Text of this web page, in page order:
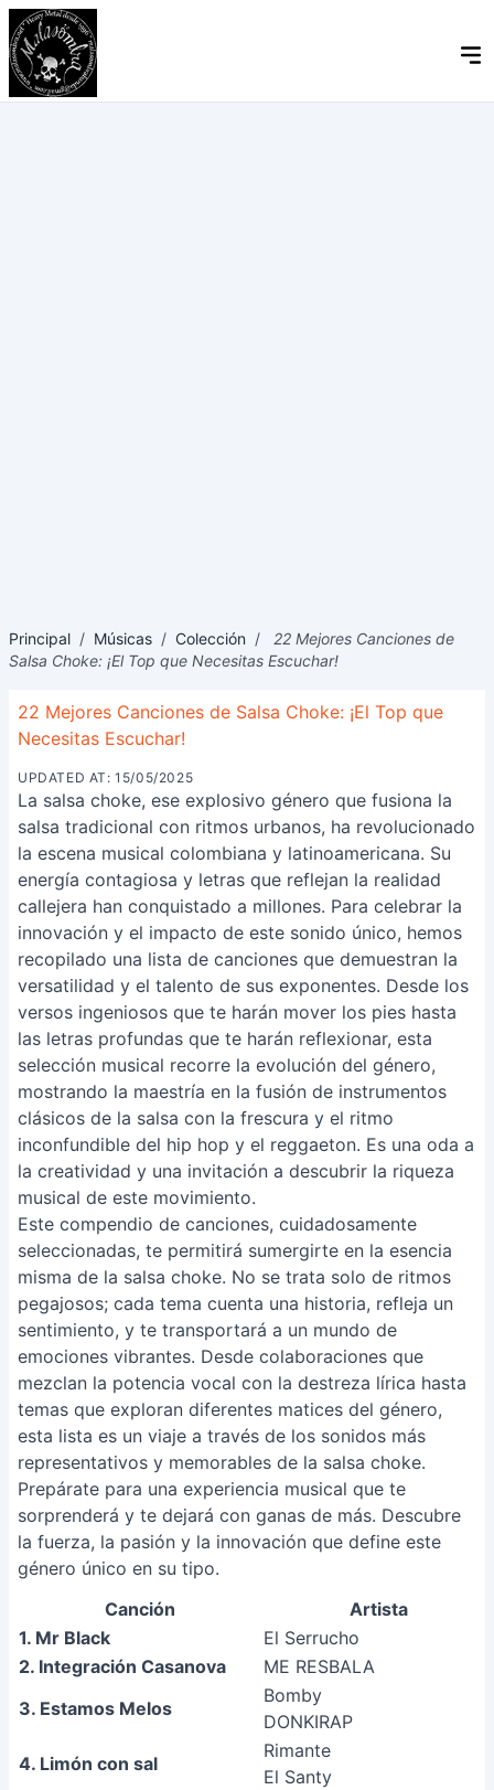
Principal / Músicas / Colección /
22 Mejores Canciones de
Salsa Choke: ¡El Top que Necesitas Escuchar!
22 Mejores Canciones de Salsa Choke: ¡El Top que
Necesitas Escuchar!
UPDATED AT: 15/05/2025
La salsa choke, ese explosivo género que fusiona la
salsa tradicional con ritmos urbanos, ha revolucionado
la escena musical colombiana y latinoamericana. Su
energía contagiosa y letras que reflejan la realidad
callejera han conquistado a millones. Para celebrar la
innovación y el impacto de este sonido único, hemos
recopilado una lista de canciones que demuestran la
versatilidad y el talento de sus exponentes. Desde los
versos ingeniosos que te harán mover los pies hasta
las letras profundas que te harán reflexionar, esta
selección musical recorre la evolución del género,
mostrando la maestría en la fusión de instrumentos
clásicos de la salsa con la frescura y el ritmo
inconfundible del hip hop y el reggaeton. Es una oda a
la creatividad y una invitación a descubrir la riqueza
musical de este movimiento.
Este compendio de canciones, cuidadosamente
seleccionadas, te permitirá sumergirte en la esencia
misma de la salsa choke. No se trata solo de ritmos
pegajosos; cada tema cuenta una historia, refleja un
sentimiento, y te transportará a un mundo de
emociones vibrantes. Desde colaboraciones que
mezclan la potencia vocal con la destreza lírica hasta
temas que exploran diferentes matices del género,
esta lista es un viaje a través de los sonidos más
representativos y memorables de la salsa choke.
Prepárate para una experiencia musical que te
sorprenderá y te dejará con ganas de más. Descubre
la fuerza, la pasión y la innovación que define este
género único en su tipo.
Canción
Artista
1. Mr Black
El Serrucho
2. Integración Casanova
ME RESBALA
3. Estamos Melos
Bomby
DONKIRAP
4. Limón con sal
Rimante
El Santy